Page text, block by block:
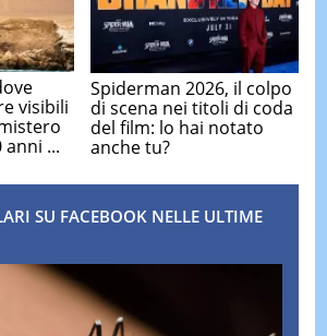
visibili
...
Spiderman 2026, il colpo
di scena nei titoli di coda
del film: lo hai notato
anche tu?
SU FACEBOOK NELLE ULTIME